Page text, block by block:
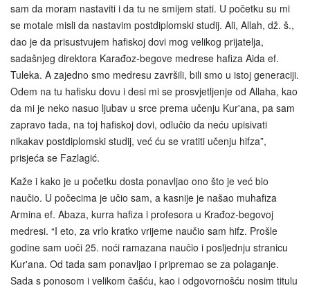
sam da moram nastaviti i da tu ne smijem stati. U početku su mi
se motale misli da nastavim postdiplomski studij. Ali, Allah, dž. š.,
dao je da prisustvujem hafiskoj dovi mog velikog prijatelja,
sadašnjeg direktora Karađoz-begove medrese hafiza Aida ef.
Tuleka. A zajedno smo medresu završili, bili smo u istoj generaciji.
Odem na tu hafisku dovu i desi mi se prosvjetljenje od Allaha, kao
da mi je neko nasuo ljubav u srce prema učenju Kur'ana, pa sam
zapravo tada, na toj hafiskoj dovi, odlučio da neću upisivati
nikakav postdiplomski studij, već ću se vratiti učenju hifza”,
prisjeća se Fazlagić.
Kaže i kako je u početku dosta ponavljao ono što je već bio
naučio. U počecima je učio sam, a kasnije je našao muhafiza
Armina ef. Abaza, kurra hafiza i profesora u Krađoz-begovoj
medresi. “I eto, za vrlo kratko vrijeme naučio sam hifz. Prošle
godine sam uoči 25. noći ramazana naučio i posljednju stranicu
Kur'ana. Od tada sam ponavljao i pripremao se za polaganje.
Sada s ponosom i velikom čašću, kao i odgovornošću nosim titulu